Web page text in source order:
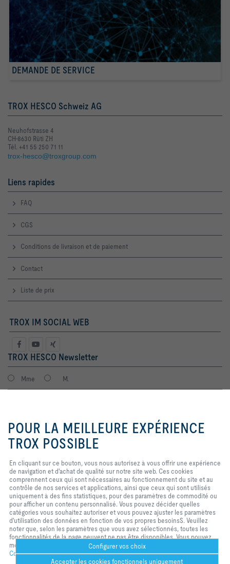
DEMANDE DE SERVICE
TROX HESCO Schweiz AG
Neuhofstrasse 4
CH-8630 Rüti ZH
Tél. +41 55 250 71 11
trox-hesco@troxgroup.com
Liens rapides
FAQ
CGS
Conditions de livraison et de paiement
Contact
Liste de prix
TROX IM SOCIAL WEB
TROX HESCO Newsletter
Mme M.
J'accepte que mes données soient traitées conformément à la
politique de protection des données TROX.
Login
Home Contacts Imprint
Conditions de livraison et de paiement
Confidentialité
2026 © TROX HESCO Schweiz AG
nous autorisez à vous offrir une
expérience de navigation et
d'achat de qualité sur notre site
web. Ces cookies comprennent
fonctionnement du site et au
contrôle de nos services et
applications, ainsi que ceux qui
sont utilisés uniquement à des
fins statistiques, pour des
paramètres de commodité ou pour
afficher un contenu personnalisé.
Vous pouvez décider quelles
catégories vous souhaitez
autoriser et vous pouvez ajuster
les paramètres d'utilisation des
données en fonction de vos
propres besoinsS. Veuillez noter
POUR LA MEILLEURE EXPÉRIENCE
TROX POSSIBLE
En cliquant sur ce bouton, vous nous autorisez à vous offrir une expérience
de navigation et d'achat de qualité sur notre site web. Ces cookies
comprennent ceux qui sont nécessaires au fonctionnement du site et au
contrôle de nos services et applications, ainsi que ceux qui sont utilisés
uniquement à des fins statistiques, pour des paramètres de commodité ou
pour afficher un contenu personnalisé. Vous pouvez décider quelles
catégories vous souhaitez autoriser et vous pouvez ajuster les paramètres
d'utilisation des données en fonction de vos propres besoinsS. Veuillez
noter que, selon les paramètres que vous avez sélectionnés, toutes les
fonctionnalités de la page peuvent ne pas être disponibles. Vous pouvez
modifier votre sélection à tout moment.
Confidentialité
Configurer vos choix
Accepter les cookies fonctionnels uniquement